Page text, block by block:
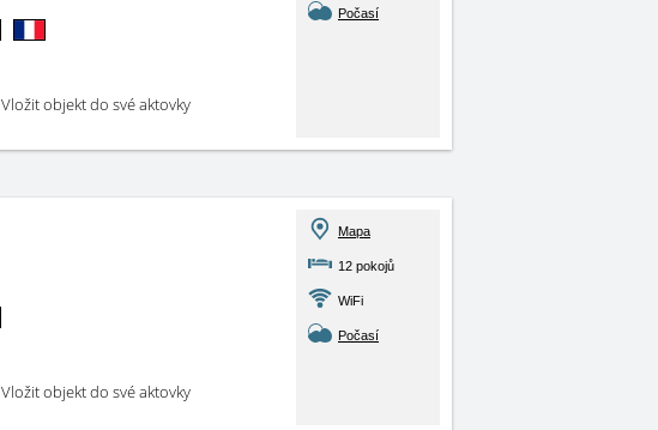
Vložit objekt do své aktovky
Počasí
Vložit objekt do své aktovky
Mapa
12 pokojů
WiFi
Počasí